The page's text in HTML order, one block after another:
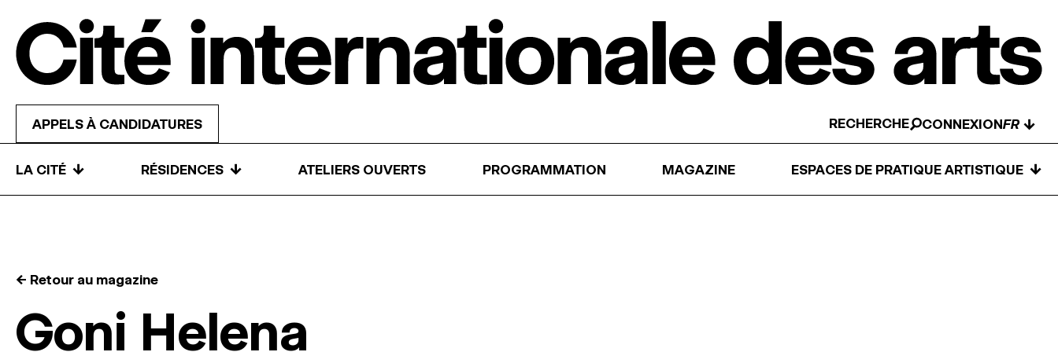
APPELS À CANDIDATURES RECHERCHE CONNEXION ↓
LA CITÉ ↓ RÉSIDENCES ↓ ATELIERS OUVERTS PROGRAMMATION MAGAZINE ESPACES DE PRATIQUE ARTISTIQUE ↓
← Retour au magazine
Goni Helena